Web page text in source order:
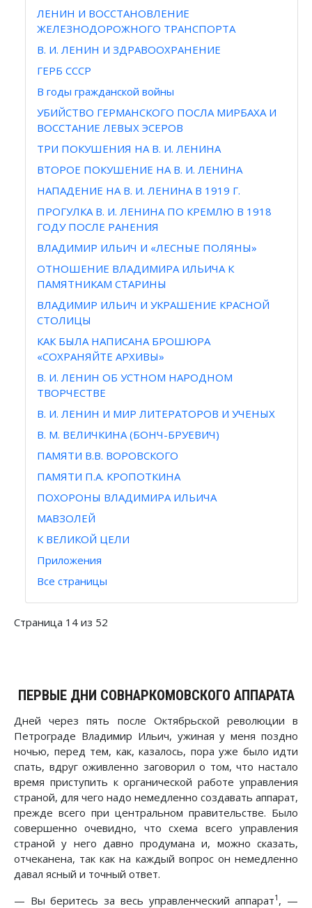
ЛЕНИН И ВОССТАНОВЛЕНИЕ
ЖЕЛЕЗНОДОРОЖНОГО ТРАНСПОРТА
В. И. ЛЕНИН И ЗДРАВООХРАНЕНИЕ
ГЕРБ СССР
В годы гражданской войны
УБИЙСТВО ГЕРМАНСКОГО ПОСЛА МИРБАХА И
ВОССТАНИЕ ЛЕВЫХ ЭСЕРОВ
ТРИ ПОКУШЕНИЯ НА В. И. ЛЕНИНА
ВТОРОЕ ПОКУШЕНИЕ НА В. И. ЛЕНИНА
НАПАДЕНИЕ НА В. И. ЛЕНИНА В 1919 Г.
ПРОГУЛКА В. И. ЛЕНИНА ПО КРЕМЛЮ В 1918
ГОДУ ПОСЛЕ РАНЕНИЯ
ВЛАДИМИР ИЛЬИЧ И «ЛЕСНЫЕ ПОЛЯНЫ»
ОТНОШЕНИЕ ВЛАДИМИРА ИЛЬИЧА К
ПАМЯТНИКАМ СТАРИНЫ
ВЛАДИМИР ИЛЬИЧ И УКРАШЕНИЕ КРАСНОЙ
СТОЛИЦЫ
КАК БЫЛА НАПИСАНА БРОШЮРА
«СОХРАНЯЙТЕ АРХИВЫ»
В. И. ЛЕНИН ОБ УСТНОМ НАРОДНОМ
ТВОРЧЕСТВЕ
В. И. ЛЕНИН И МИР ЛИТЕРАТОРОВ И УЧЕНЫХ
В. М. ВЕЛИЧКИНА (БОНЧ-БРУЕВИЧ)
ПАМЯТИ В.В. ВОРОВСКОГО
ПАМЯТИ П.А. КРОПОТКИНА
ПОХОРОНЫ ВЛАДИМИРА ИЛЬИЧА
МАВЗОЛЕЙ
К ВЕЛИКОЙ ЦЕЛИ
Приложения
Все страницы
Страница 14 из 52
ПЕРВЫЕ ДНИ СОВНАРКОМОВСКОГО АППАРАТА
Дней через пять после Октябрьской революции в
Петрограде Владимир Ильич, ужиная у меня поздно
ночью, перед тем, как, казалось, пора уже было идти
спать, вдруг оживленно заговорил о том, что настало
время приступить к органической работе управления
страной, для чего надо немедленно создавать аппарат,
прежде всего при центральном правительстве. Было
совершенно очевидно, что схема всего управления
страной у него давно продумана и, можно сказать,
отчеканена, так как на каждый вопрос он немедленно
давал ясный и точный ответ.
— Вы беритесь за весь управленческий аппарат1 , —